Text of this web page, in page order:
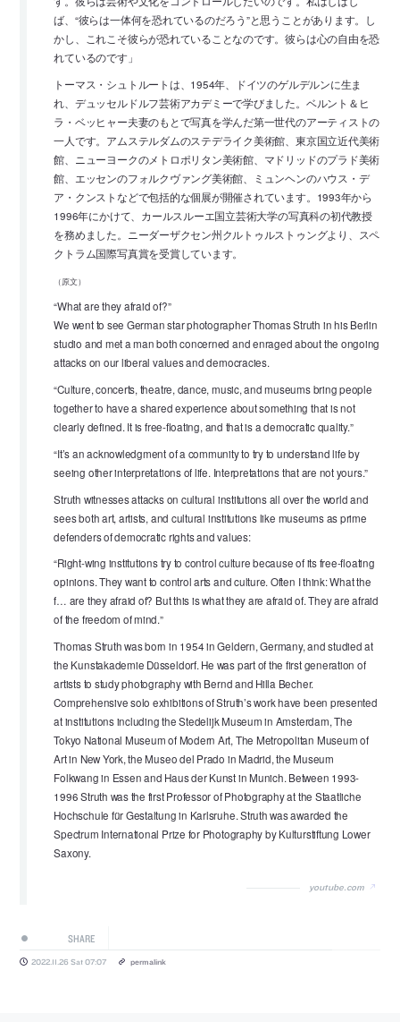
ば、“彼らは一体何を恐れているのだろう”と思うことがあります。し
かし、これこそ彼らが恐れていることなのです。彼らは心の自由を恐
れているのです」
トーマス・シュトルートは、1954年、ドイツのゲルデルンに生ま
れ、デュッセルドルフ芸術アカデミーで学びました。ベルント＆ヒ
ラ・ベッヒャー夫妻のもとで写真を学んだ第一世代のアーティストの
一人です。アムステルダムのステデライク美術館、東京国立近代美術
館、ニューヨークのメトロポリタン美術館、マドリッドのプラド美術
館、エッセンのフォルクヴァング美術館、ミュンヘンのハウス・デ
ア・クンストなどで包括的な個展が開催されています。1993年から
1996年にかけて、カールスルーエ国立芸術大学の写真科の初代教授
を務めました。ニーダーザクセン州クルトゥルストゥングより、スペ
クトラム国際写真賞を受賞しています。
（原文）
“What are they afraid of?”
We went to see German star photographer Thomas Struth in his Berlin
studio and met a man both concerned and enraged about the ongoing
attacks on our liberal values and democracies.
“Culture, concerts, theatre, dance, music, and museums bring people
together to have a shared experience about something that is not
clearly defined. It is free-floating, and that is a democratic quality.”
“It’s an acknowledgment of a community to try to understand life by
seeing other interpretations of life. Interpretations that are not yours.”
Struth witnesses attacks on cultural institutions all over the world and
sees both art, artists, and cultural institutions like museums as prime
defenders of democratic rights and values:
“Right-wing institutions try to control culture because of its free-floating
opinions. They want to control arts and culture. Often I think: What the
f… are they afraid of? But this is what they are afraid of. They are afraid
of the freedom of mind.”
Thomas Struth was born in 1954 in Geldern, Germany, and studied at
the Kunstakademie Düsseldorf. He was part of the first generation of
artists to study photography with Bernd and Hilla Becher.
Comprehensive solo exhibitions of Struth’s work have been presented
at institutions including the Stedelijk Museum in Amsterdam, The
Tokyo National Museum of Modern Art, The Metropolitan Museum of
Art in New York, the Museo del Prado in Madrid, the Museum
Folkwang in Essen and Haus der Kunst in Munich. Between 1993-
1996 Struth was the first Professor of Photography at the Staatliche
Hochschule für Gestaltung in Karlsruhe. Struth was awarded the
Spectrum International Prize for Photography by Kulturstiftung Lower
Saxony.
youtube.com
SHARE
2022.11.26 Sat 07:07 permalink